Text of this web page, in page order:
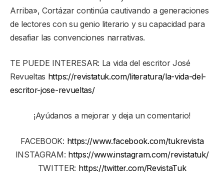
Arriba», Cortázar continúa cautivando a generaciones
de lectores con su genio literario y su capacidad para
desafiar las convenciones narrativas.
TE PUEDE INTERESAR: La vida del escritor José
Revueltas https://revistatuk.com/literatura/la-vida-del-
escritor-jose-revueltas/
¡Ayúdanos a mejorar y deja un comentario!
FACEBOOK: https://www.facebook.com/tukrevista
INSTAGRAM: https://www.instagram.com/revistatuk/
TWITTER: https://twitter.com/RevistaTuk